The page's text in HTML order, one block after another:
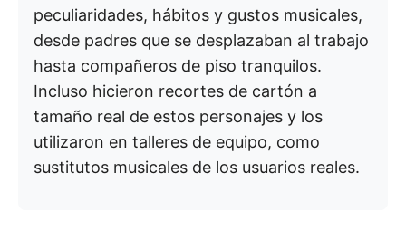
peculiaridades, hábitos y gustos musicales,
desde padres que se desplazaban al trabajo
hasta compañeros de piso tranquilos.
Incluso hicieron recortes de cartón a
tamaño real de estos personajes y los
utilizaron en talleres de equipo, como
sustitutos musicales de los usuarios reales.